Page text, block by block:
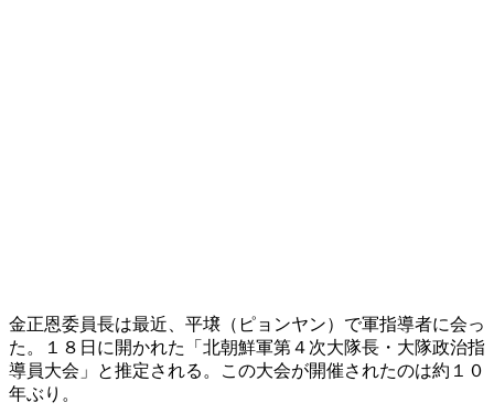
金正恩委員長は最近、平壌（ピョンヤン）で軍指導者に会っ
た。１８日に開かれた「北朝鮮軍第４次大隊長・大隊政治指
導員大会」と推定される。この大会が開催されたのは約１０
年ぶり。